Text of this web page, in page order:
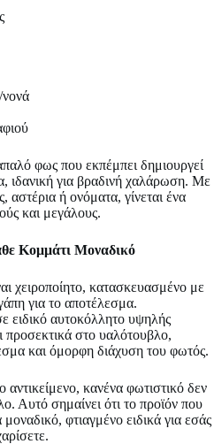
φως που εκπέμπει δημιουργεί
ιδανική για βραδινή χαλάρωση. Με
αστέρια ή ονόματα, γίνεται ένα
και μεγάλους.
Κομμάτι Μοναδικό
χειροποίητο, κατασκευασμένο με
για το αποτέλεσμα.
ειδικό αυτοκόλλητο υψηλής
προσεκτικά στο υαλότουβλο,
και όμορφη διάχυση του φωτός.
αντικείμενο, κανένα φωτιστικό δεν
Αυτό σημαίνει ότι το προϊόν που
φτιαγμένο ειδικά για εσάς